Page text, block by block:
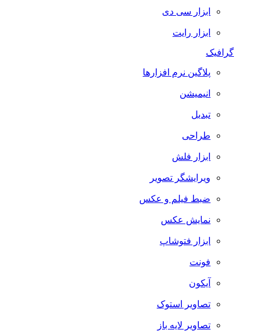
ابزار سی دی
ابزار رایت
گرافیک
پلاگین نرم افزارها
انیمیشن
تبدیل
طراحی
ابزار فلش
ویرایشگر تصویر
ضبط فيلم و عكس
نمایش عکس
ابزار فتوشاپ
فونت
آیکون
تصاویر استوک
تصاویر لایه باز